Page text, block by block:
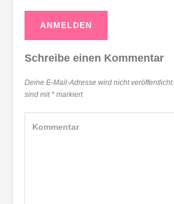
Schreibe einen Kommentar
Deine E-Mail-Adresse wird nicht veröffentlicht.
sind mit * markiert